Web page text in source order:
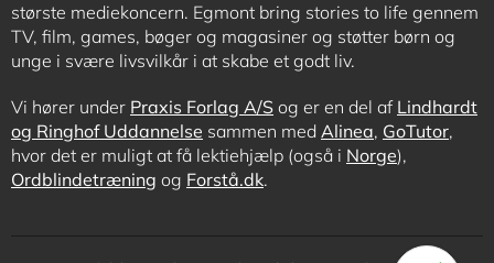
største mediekoncern. Egmont bring stories to life gennem
TV, film, games, bøger og magasiner og støtter børn og
unge i svære livsvilkår i at skabe et godt liv.
Vi hører under Praxis Forlag A/S og er en del af Lindhardt
og Ringhof Uddannelse sammen med Alinea, GoTutor,
hvor det er muligt at få lektiehjælp (også i Norge),
Ordblindetræning og Forstå.dk.